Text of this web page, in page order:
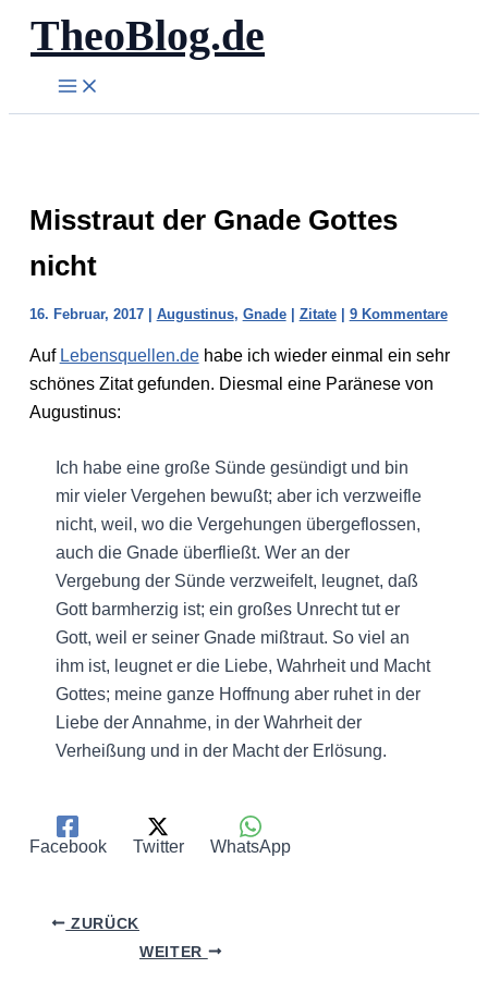
Zum
Inhalt
springen
TheoBlog.de
Misstraut der Gnade Gottes
nicht
16. Februar, 2017 | Augustinus, Gnade| Zitate| 9 Kommentare
Auf Lebensquellen.dehabe ich wieder einmal ein sehr
schönes Zitat gefunden. Diesmal eine Paränese von
Augustinus:
Ich habe eine große Sünde gesündigt und bin
mir vieler Vergehen bewußt; aber ich verzweifle
nicht, weil, wo die Vergehungen übergeflossen,
auch die Gnade überfließt. Wer an der
Vergebung der Sünde verzweifelt, leugnet, daß
Gott barmherzig ist; ein großes Unrecht tut er
Gott, weil er seiner Gnade mißtraut. So viel an
ihm ist, leugnet er die Liebe, Wahrheit und Macht
Gottes; meine ganze Hoffnung aber ruhet in der
Liebe der Annahme, in der Wahrheit der
Verheißung und in der Macht der Erlösung.
Facebook Twitter WhatsApp
ZURÜCK
WEITER